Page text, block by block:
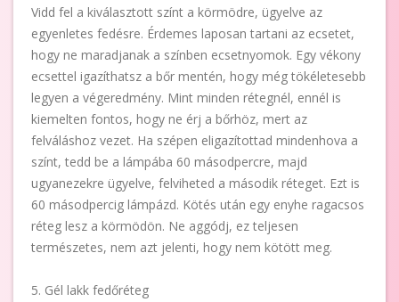
Vidd fel a kiválasztott színt a körmödre, ügyelve az
egyenletes fedésre. Érdemes laposan tartani az ecsetet,
hogy ne maradjanak a színben ecsetnyomok. Egy vékony
ecsettel igazíthatsz a bőr mentén, hogy még tökéletesebb
legyen a végeredmény. Mint minden rétegnél, ennél is
kiemelten fontos, hogy ne érj a bőrhöz, mert az
felváláshoz vezet. Ha szépen eligazítottad mindenhova a
színt, tedd be a lámpába 60 másodpercre, majd
ugyanezekre ügyelve, felviheted a második réteget. Ezt is
60 másodpercig lámpázd. Kötés után egy enyhe ragacsos
réteg lesz a körmödön. Ne aggódj, ez teljesen
természetes, nem azt jelenti, hogy nem kötött meg.
5. Gél lakk fedőréteg